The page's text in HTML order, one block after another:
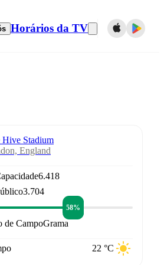
Horários da TV
Hive Stadium
England
6.418
3.704
58%
de CampoGrama
22 °C